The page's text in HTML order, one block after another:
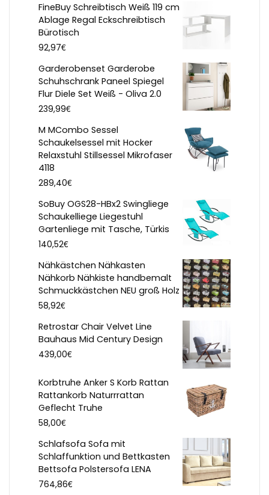
FineBuy Schreibtisch Weiß 119 cm
Ablage Regal Eckschreibtisch
Bürotisch
92,97€
Garderobenset Garderobe
Schuhschrank Paneel Spiegel
Flur Diele Set Weiß - Oliva 2.0
239,99€
M MCombo Sessel
Schaukelsessel mit Hocker
Relaxstuhl Stillsessel Mikrofaser
4118
289,40€
SoBuy OGS28-HBx2 Swingliege
Schaukelliege Liegestuhl
Gartenliege mit Tasche, Türkis
140,52€
Nähkästchen Nähkasten
Nähkorb Nähkiste handbemalt
Schmuckkästchen NEU groß Holz
58,92€
Retrostar Chair Velvet Line
Bauhaus Mid Century Design
439,00€
Korbtruhe Anker S Korb Rattan
Rattankorb Naturrrattan
Geflecht Truhe
58,00€
Schlafsofa Sofa mit
Schlaffunktion und Bettkasten
Bettsofa Polstersofa LENA
764,86€